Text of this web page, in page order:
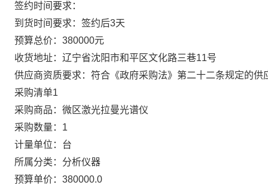
签约时间要求：
到货时间要求：签约后3天
预算总价：380000元
收货地址：辽宁省沈阳市和平区文化路三巷11号
供应商资质要求：符合《政府采购法》第二十二条规定的供
采购清单1
采购商品：微区激光拉曼光谱仪
采购数量：1
计量单位：台
所属分类：分析仪器
预算单价：380000.0